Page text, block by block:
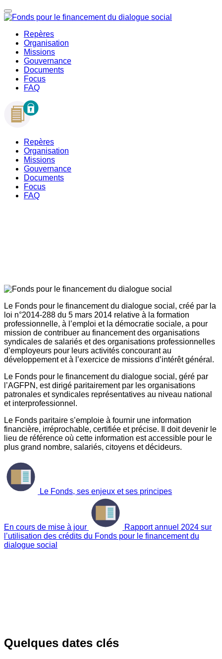
Repères
Organisation
Missions
Gouvernance
Documents
Focus
FAQ
Repères
Organisation
Missions
Gouvernance
Documents
Focus
FAQ
Le Fonds pour le financement du dialogue social, créé par la
loi n°2014-288 du 5 mars 2014 relative à la formation
professionnelle, à l’emploi et la démocratie sociale, a pour
mission de contribuer au financement des organisations
syndicales de salariés et des organisations professionnelles
d’employeurs pour leurs activités concourant au
développement et à l’exercice de missions d’intérêt général.
Le Fonds pour le financement du dialogue social, géré par
l’AGFPN, est dirigé paritairement par les organisations
patronales et syndicales représentatives au niveau national
et interprofessionnel.
Le Fonds paritaire s’emploie à fournir une information
financière, irréprochable, certifiée et précise. Il doit devenir le
lieu de référence où cette information est accessible pour le
plus grand nombre, salariés, citoyens et décideurs.
Le Fonds, ses enjeux et ses principes
En cours de mise à jour
Rapport annuel 2024 sur
l’utilisation des crédits du Fonds pour le financement du
dialogue social
Quelques dates clés